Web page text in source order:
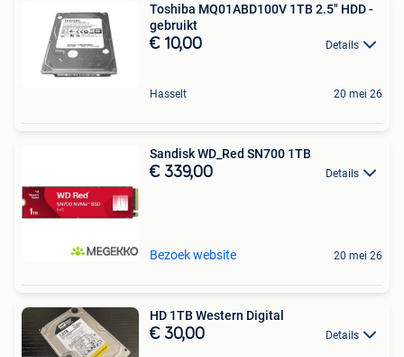
Toshiba MQ01ABD100V 1TB 2.5" HDD -
gebruikt
€ 10,00 Details
Hasselt 20 mei 26
Sandisk WD_Red SN700 1TB
€ 339,00 Details
Bezoek website 20 mei 26
HD 1TB Western Digital
€ 30,00 Details